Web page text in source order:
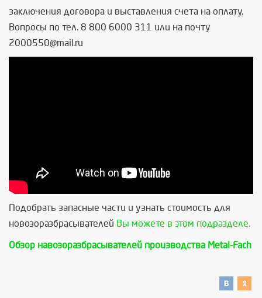
заключения договора и выставления счета на оплату.
Вопросы по тел. 8 800 6000 311 или на почту
2000550@mail.ru
Подобрать запасные части и узнать стоимость для
новозоразбрасывателей Вы можете в этом подразделе.
Обзор навозоразбрасывателей производства Metal-Fach